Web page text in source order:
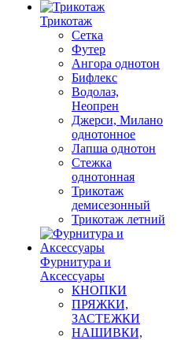
Трикотаж
Сетка
Футер
Ангора однотон
Бифлекс
Водолаз,
Неопрен
Джерси, Милано
однотонное
Лапша однотон
Стежка
однотонная
Трикотаж
демисезонный
Трикотаж летний
Фурнитура и
Аксессуары
КНОПКИ
ПРЯЖКИ,
ЗАСТЕЖКИ
НАШИВКИ,